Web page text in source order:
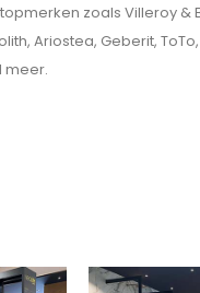
zoals Villeroy &
Ariostea, Geberit,
meer.